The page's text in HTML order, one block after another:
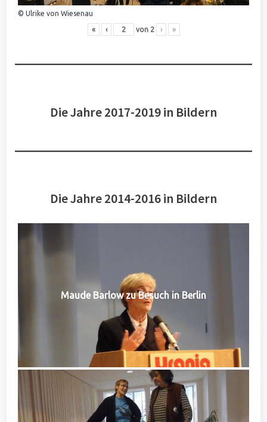
© Ulrike von Wiesenau
« ‹ von 2 › »
Die Jahre 2017-2019 in Bildern
Die Jahre 2014-2016 in Bildern
Maude Barlow zu Besuch in Berlin